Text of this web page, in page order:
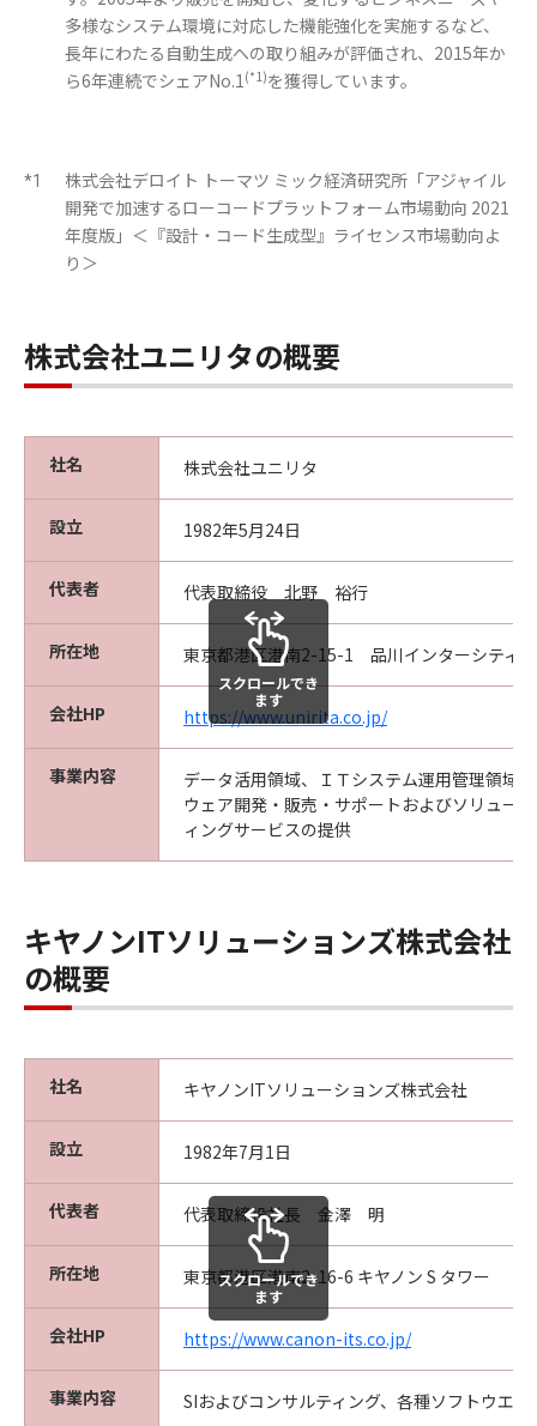
多様なシステム環境に対応した機能強化を実施するなど、
長年にわたる自動生成への取り組みが評価され、2015年か
ら6年連続でシェアNo.1(*1)を獲得しています。
*1
株式会社デロイト トーマツ ミック経済研究所「アジャイル
開発で加速するローコードプラットフォーム市場動向 2021
年度版」＜『設計・コード生成型』ライセンス市場動向よ
り＞
株式会社ユニリタの概要
社名 株式会社ユニリタ
設立 1982年5月24日
代表者 代表取締役 北野 裕行
所在地 東京都港区港南2-15-1 品川インターシティA
会社HP https://www.unirita.co.jp/
事業内容
データ活用領域、ＩＴシステム運用管理領域
ウェア開発・販売・サポートおよびソリュー
ィングサービスの提供
スクロールでき
ます
キヤノンITソリューションズ株式会社
の概要
社名 キヤノンITソリューションズ株式会社
設立 1982年7月1日
代表者 代表取締役社長 金澤 明
所在地 東京都港区港南2-16-6 キヤノン S タワー
会社HP https://www.canon-its.co.jp/
事業内容 SIおよびコンサルティング、各種ソフトウエ
スクロールでき
ます